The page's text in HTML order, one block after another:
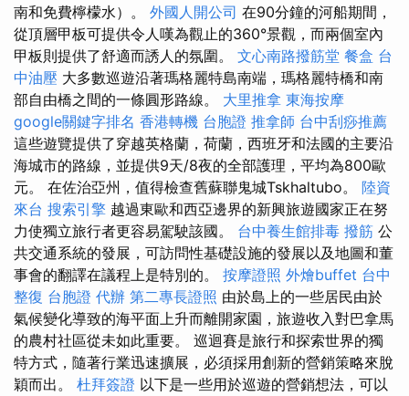
南和免費檸檬水）。 外國人開公司 在90分鐘的河船期間，
從頂層甲板可提供令人嘆為觀止的360°景觀，而兩個室內
甲板則提供了舒適而誘人的氛圍。 文心南路撥筋堂 餐盒 台
中油壓 大多數巡遊沿著瑪格麗特島南端，瑪格麗特橋和南
部自由橋之間的一條圓形路線。 大里推拿 東海按摩
google關鍵字排名 香港轉機 台胞證 推拿師 台中刮痧推薦
這些遊覽提供了穿越英格蘭，荷蘭，西班牙和法國的主要沿
海城市的路線，並提供9天/8夜的全部護理，平均為800歐
元。 在佐治亞州，值得檢查舊蘇聯鬼城Tskhaltubo。 陸資
來台 搜索引擎 越過東歐和西亞邊界的新興旅遊國家正在努
力使獨立旅行者更容易駕駛該國。 台中養生館排毒 撥筋 公
共交通系統的發展，可訪問性基礎設施的發展以及地圖和董
事會的翻譯在議程上是特別的。 按摩證照 外燴buffet 台中
整復 台胞證 代辦 第二專長證照 由於島上的一些居民由於
氣候變化導致的海平面上升而離開家園，旅遊收入對巴拿馬
的農村社區從未如此重要。 巡迴賽是旅行和探索世界的獨
特方式，隨著行業迅速擴展，必須採用創新的營銷策略來脫
穎而出。 杜拜簽證 以下是一些用於巡遊的營銷想法，可以